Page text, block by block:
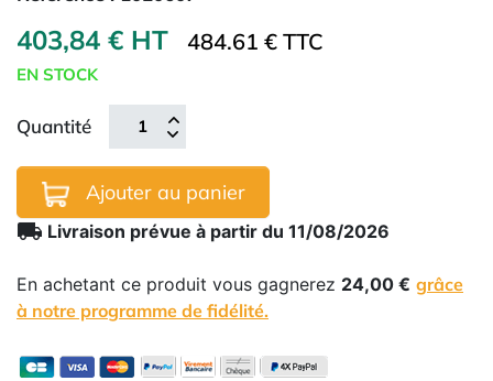
403,84 € HT 484.61 € TTC
EN STOCK
Quantité
Ajouter au panier
local_shipping Livraison prévue à partir du 11/08/2026
En achetant ce produit vous gagnerez 24,00 € grâce
à notre programme de fidélité.